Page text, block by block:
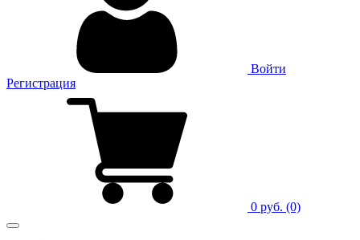
Войти
Регистрация
0 руб. (0)